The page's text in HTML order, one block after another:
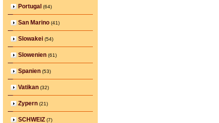
Portugal (64)
San Marino (41)
Slowakei (54)
Slowenien (61)
Spanien (53)
Vatikan (32)
Zypern (21)
SCHWEIZ (7)